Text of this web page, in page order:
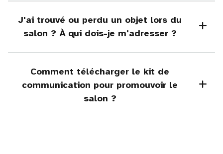
J'ai trouvé ou perdu un objet lors du
salon ? À qui dois-je m'adresser ?
Comment télécharger le kit de
communication pour promouvoir le
salon ?